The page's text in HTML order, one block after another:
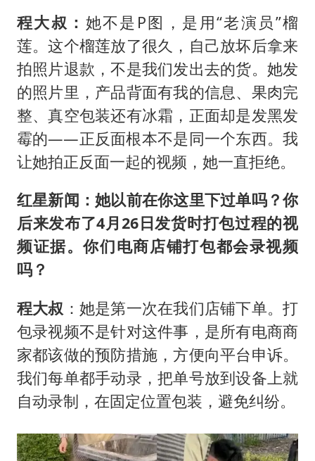
程大叔： 她不是P图，是用“老演员”榴
莲。这个榴莲放了很久，自己放坏后拿来
拍照片退款，不是我们发出去的货。她发
的照片里，产品背面有我的信息、果肉完
整、真空包装还有冰霜，正面却是发黑发
霉的——正反面根本不是同一个东西。我
让她拍正反面一起的视频，她一直拒绝。
红星新闻：她以前在你这里下过单吗？你
后来发布了4月26日发货时打包过程的视
频证据。你们电商店铺打包都会录视频
吗？
程大叔 ：她是第一次在我们店铺下单。打
包录视频不是针对这件事，是所有电商商
家都该做的预防措施，方便向平台申诉。
我们每单都手动录，把单号放到设备上就
自动录制，在固定位置包装，避免纠纷。